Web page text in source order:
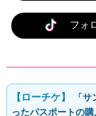
フォ
「
ったパスポートの